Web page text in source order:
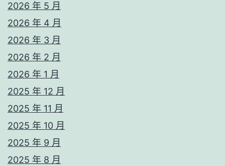
2026 年 5 月
2026 年 4 月
2026 年 3 月
2026 年 2 月
2026 年 1 月
2025 年 12 月
2025 年 11 月
2025 年 10 月
2025 年 9 月
2025 年 8 月